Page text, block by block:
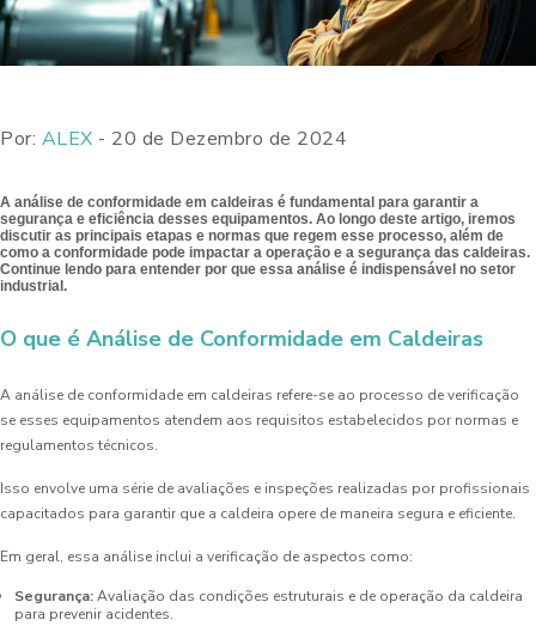
Por: ALEX - 20 de Dezembro de 2024
A análise de conformidade em caldeiras é fundamental para garantir a
segurança e eficiência desses equipamentos. Ao longo deste artigo, iremos
discutir as principais etapas e normas que regem esse processo, além de
como a conformidade pode impactar a operação e a segurança das caldeiras.
Continue lendo para entender por que essa análise é indispensável no setor
industrial.
O que é Análise de Conformidade em Caldeiras
A análise de conformidade em caldeiras refere-se ao processo de verificação
se esses equipamentos atendem aos requisitos estabelecidos por normas e
regulamentos técnicos.
Isso envolve uma série de avaliações e inspeções realizadas por profissionais
capacitados para garantir que a caldeira opere de maneira segura e eficiente.
Em geral, essa análise inclui a verificação de aspectos como:
Segurança:Avaliação das condições estruturais e de operação da caldeira
para prevenir acidentes.